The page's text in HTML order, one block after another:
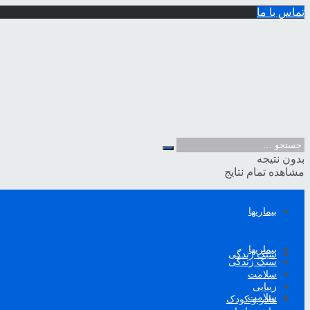
تماس با ما
بدون نتیجه
مشاهده تمام نتایج
بیماریها
سبک زندگی
سلامت
بیماریها
سبک زندگی
سلامت
زیبایی
مادر و کودک